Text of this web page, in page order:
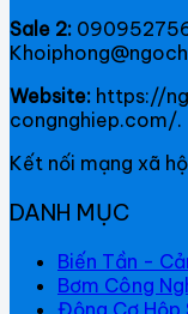
Sale 2:
Website: https://
congnghiep.com/.
Kết nối mạng xã
DANH MỤC
Biến Tần -
Bơm Công
Động Cơ Hộp